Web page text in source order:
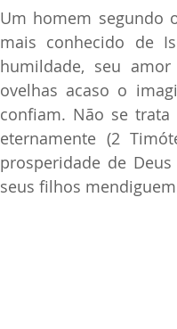
Um homem segundo
mais conhecido de
humildade, seu
ovelhas acaso o
confiam. Não se
eternamente (2
prosperidade de
seus filhos